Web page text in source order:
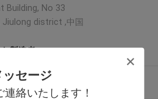
ッセージ
絡いたします！
Building, No 33
Jiulong district ,中国
製造者
を見て下さい